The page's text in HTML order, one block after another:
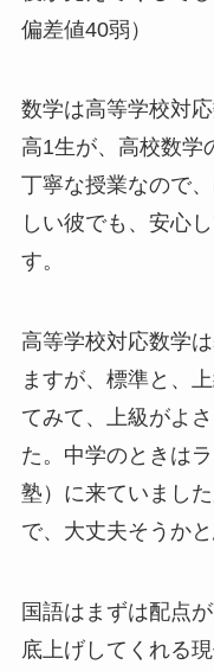
偏差値40弱）
数学は高等学校対
高1生が、高校数学
丁寧な授業なので
しい彼でも、安心
す。
高等学校対応数学
ますが、標準と、
てみて、上級がよ
た。中学のときは
塾）に来ていまし
で、大丈夫そうかと
国語はまずは配点
底上げしてくれる